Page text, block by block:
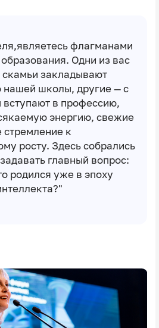
флагманами
Одни из вас
закладывают
нашей школы, другие — с
в профессию,
энергию, свежие
стремление к
росту. Здесь собрались
главный вопрос:
родился уже в эпоху